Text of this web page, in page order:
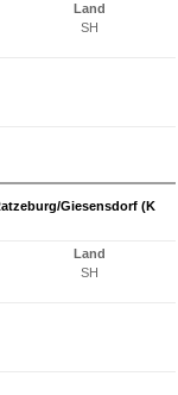
Land
SH
Giesensdorf (K
Land
SH